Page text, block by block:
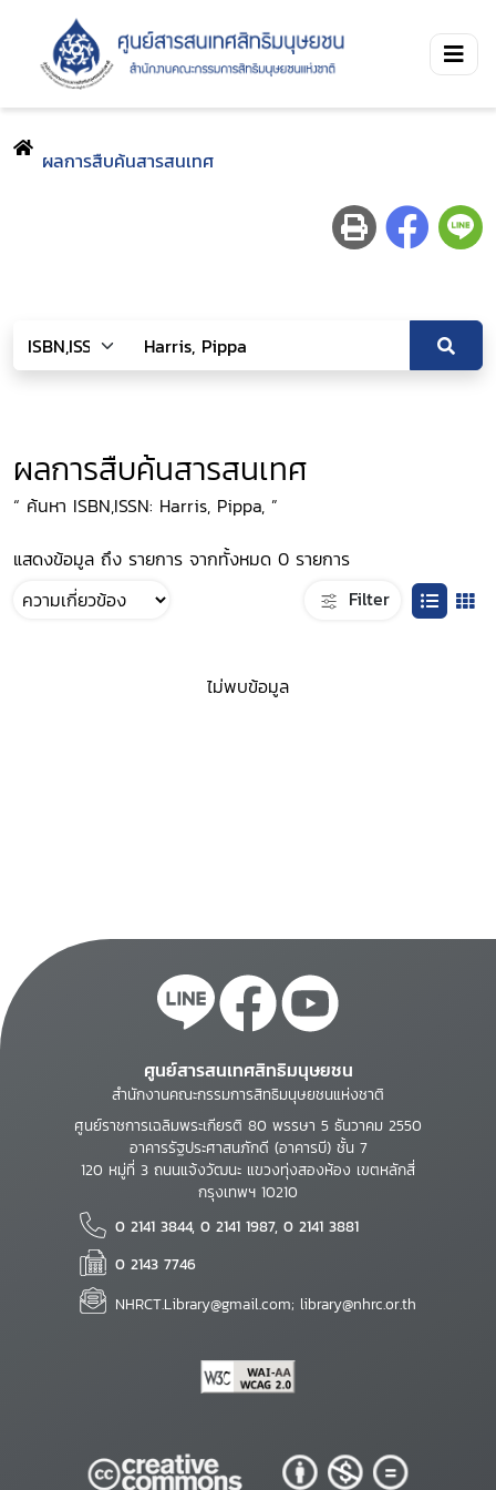
ผลการสืบค้นสารสนเทศ
ผลการสืบค้นสารสนเทศ
“ ค้นหา ISBN,ISSN: Harris, Pippa, ”
แสดงข้อมูล ถึง รายการ จากทั้งหมด 0 รายการ
Filter
ไม่พบข้อมูล
ศูนย์สารสนเทศสิทธิมนุษยชน
สำนักงานคณะกรรมการสิทธิมนุษยชนแห่งชาติ
ศูนย์ราชการเฉลิมพระเกียรติ 80 พรรษา 5 ธันวาคม 2550
อาคารรัฐประศาสนภักดี (อาคารบี) ชั้น 7
120 หมู่ที่ 3 ถนนแจ้งวัฒนะ แขวงทุ่งสองห้อง เขตหลักสี่
กรุงเทพฯ 10210
0 2141 3844, 0 2141 1987, 0 2141 3881
0 2143 7746
NHRCT.Library@gmail.com; library@nhrc.or.th